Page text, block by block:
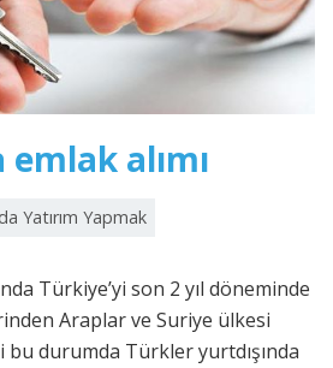
emlak alımı
Yatırım Yapmak
Türkiye’yi son 2 yıl döneminde
Araplar ve Suriye ülkesi
durumda Türkler yurtdışında